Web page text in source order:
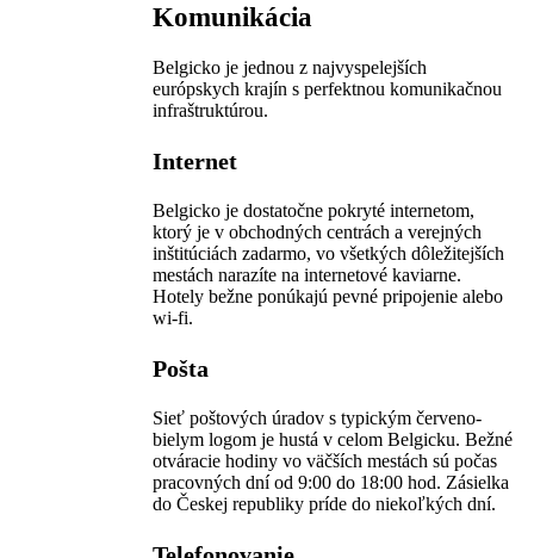
Komunikácia
Belgicko je jednou z najvyspelejších
európskych krajín s perfektnou komunikačnou
infraštruktúrou.
Internet
Belgicko je dostatočne pokryté internetom,
ktorý je v obchodných centrách a verejných
inštitúciách zadarmo, vo všetkých dôležitejších
mestách narazíte na internetové kaviarne.
Hotely bežne ponúkajú pevné pripojenie alebo
wi-fi.
Pošta
Sieť poštových úradov s typickým červeno-
bielym logom je hustá v celom Belgicku. Bežné
otváracie hodiny vo väčších mestách sú počas
pracovných dní od 9:00 do 18:00 hod. Zásielka
do Českej republiky príde do niekoľkých dní.